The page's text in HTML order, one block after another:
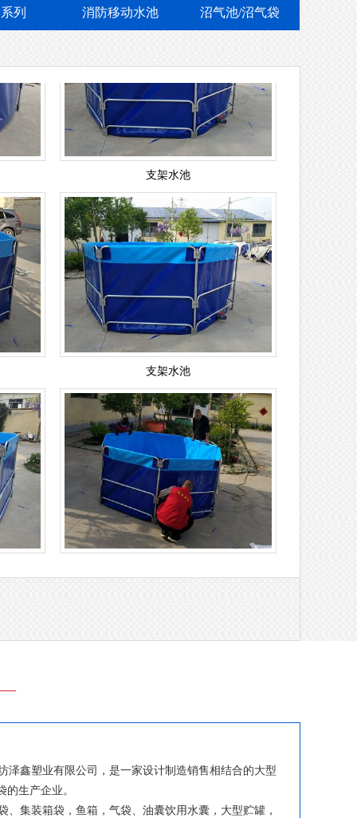
列 消防移动水池 沼气池/沼气袋
支架水池
支架水池
支架水池
消防移动水池
塑业有限公司，是一家设计制造销售相结合的大型
生产企业。
装箱袋，鱼箱，气袋、油囊饮用水囊，大型贮罐，